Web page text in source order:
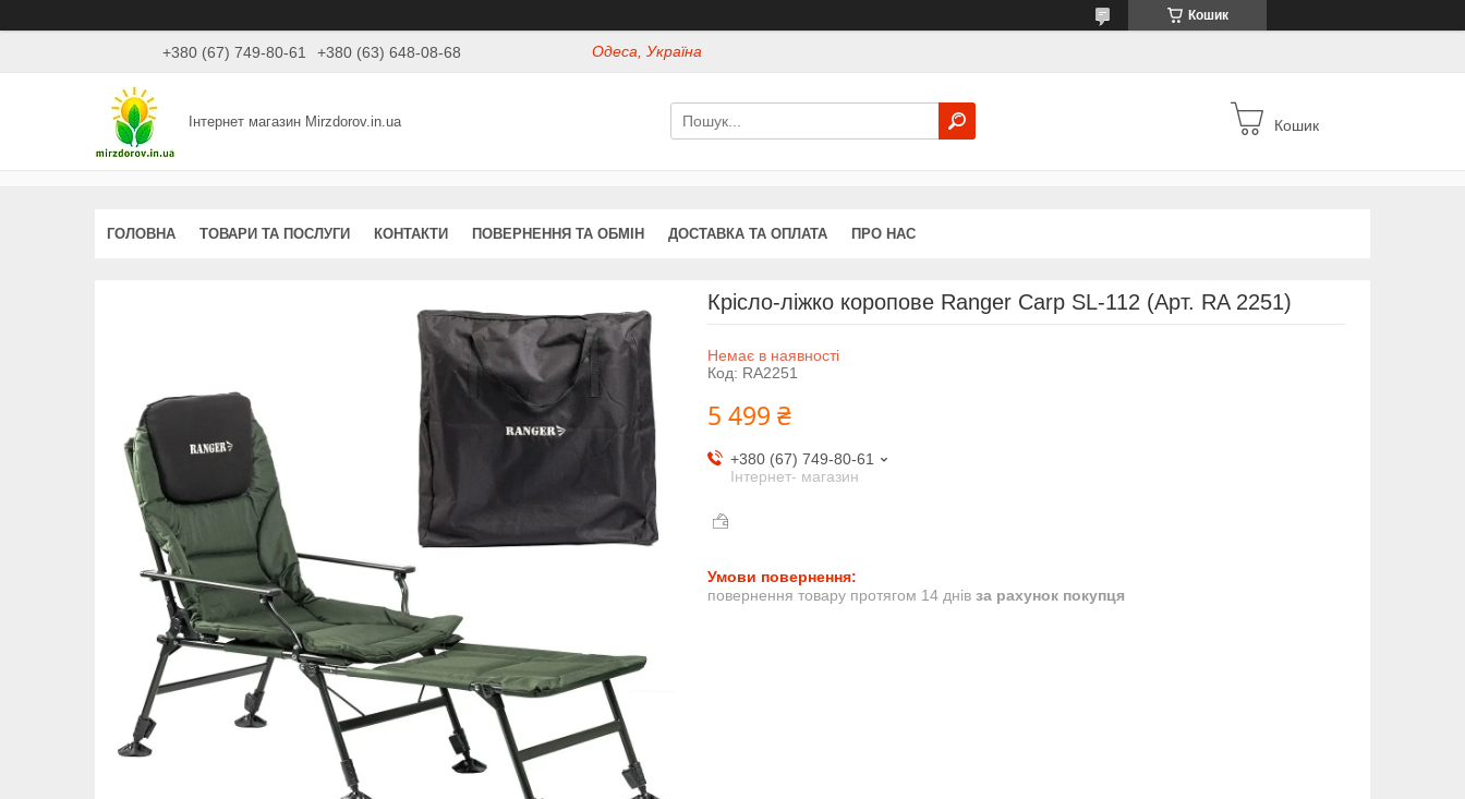
Кошик
+380 (67) 749-80-61 +380 (63) 648-08-68 Одеса, Україна
Інтернет магазин Mirzdorov.in.ua Кошик
ГОЛОВНА ТОВАРИ ТА ПОСЛУГИ КОНТАКТИ ПОВЕРНЕННЯ ТА ОБМІН ДОСТАВКА ТА ОПЛАТА ПРО НАС
Крісло-ліжко коропове Ranger Carp SL-112 (Арт. RA 2251)
Немає в наявності
Код: RA2251
5 499 ₴
+380 (67) 749-80-61
Інтернет- магазин
повернення товару протягом 14 днів за рахунок покупця